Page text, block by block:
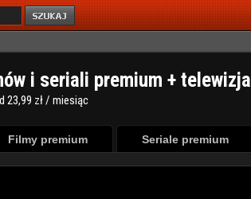
i seriali premium + telewizja
23,99 zł / miesiąc
Filmy premium Seriale premium